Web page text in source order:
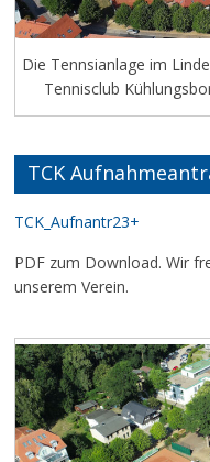
Die Tennsianlage im
Tennisclub
TCK
TCK_Aufnantr23+
PDF zum Download. Wir
unserem Verein.